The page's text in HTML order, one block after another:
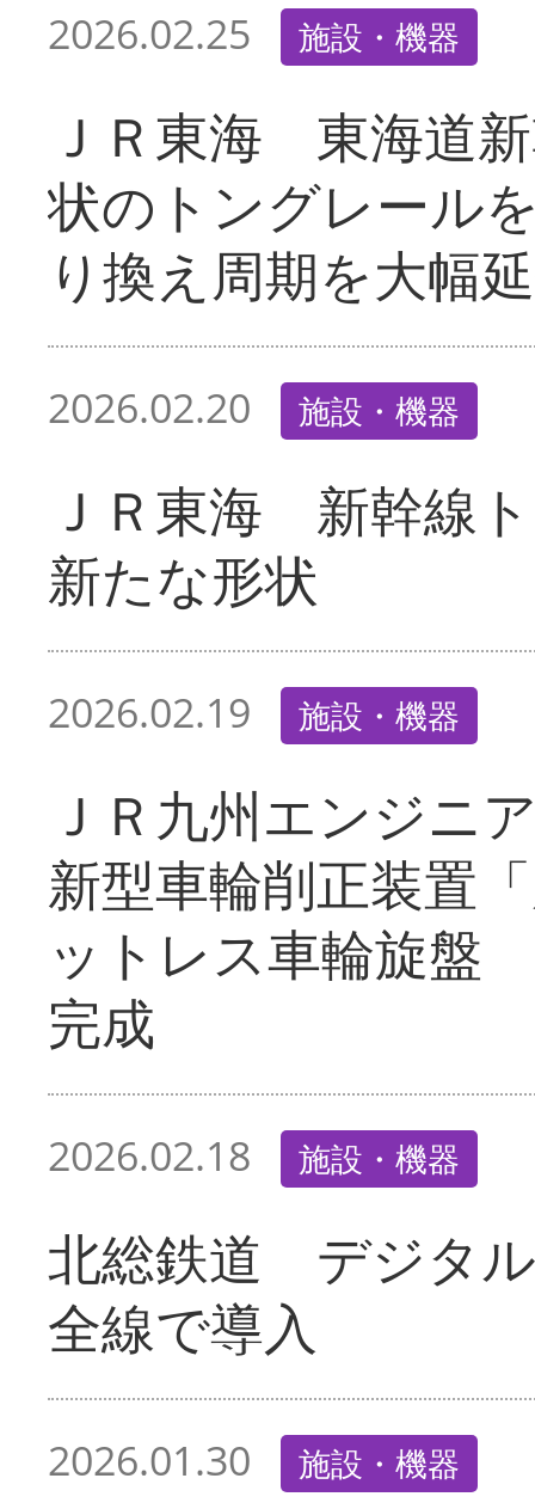
2026.02.25 施設・機器
ＪＲ東海 東海道
状のトングレール
り換え周期を大幅
2026.02.20 施設・機器
ＪＲ東海 新幹線
新たな形状
2026.02.19 施設・機器
ＪＲ九州エンジ
新型車輪削正装置
ットレス車輪旋
完成
2026.02.18 施設・機器
北総鉄道 デジタ
全線で導入
2026.01.30 施設・機器